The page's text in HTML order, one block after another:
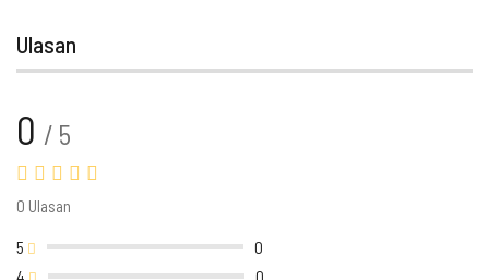
Ulasan
0 / 5
0 Ulasan
5
0